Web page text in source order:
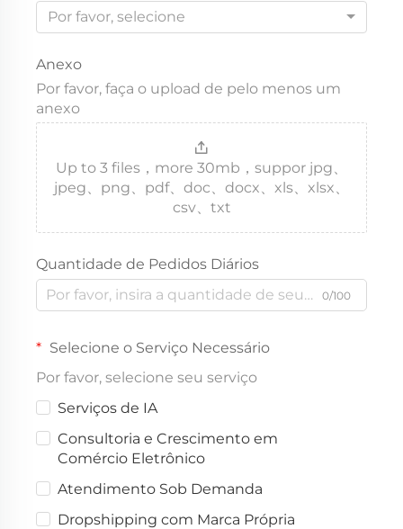
Por favor, selecione
Anexo
Por favor, faça o upload de pelo menos um
anexo
Up to 3 files，more 30mb，suppor jpg、
jpeg、png、pdf、doc、docx、xls、xlsx、
csv、txt
Quantidade de Pedidos Diários
0/100
Selecione o Serviço Necessário
Por favor, selecione seu serviço
Serviços de IA
Consultoria e Crescimento em
Comércio Eletrônico
Atendimento Sob Demanda
Dropshipping com Marca Própria